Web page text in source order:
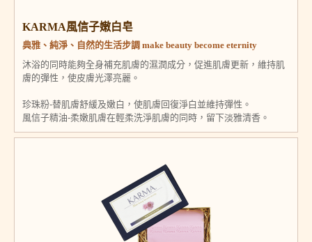
KARMA風信子嫩白皂
典雅、純淨、自然的生活步調 make beauty become eternity
沐浴的同時能夠全身補充肌膚的濕潤成分，促進肌膚更新，維持肌
膚的彈性，使皮膚光澤亮麗。
珍珠粉-替肌膚舒緩及嫩白，使肌膚回復淨白並維持彈性。
風信子精油-柔嫩肌膚在輕柔洗淨肌膚的同時，留下淡雅清香。